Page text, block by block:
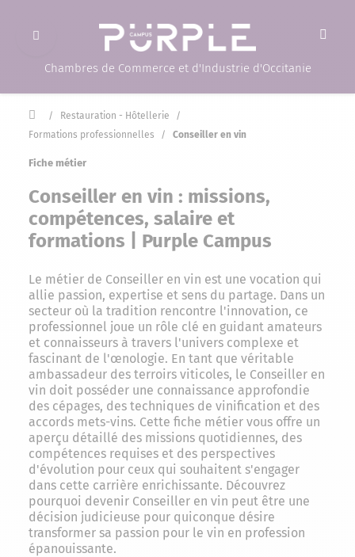
Ouvrir le menu
Chambres de Commerce et d'Industrie d'Occitanie
Accueil
/ Restauration - Hôtellerie
/
Formations professionnelles
/ Conseiller en vin
Fiche métier
Conseiller en vin : missions,
compétences, salaire et
formations | Purple Campus
Le métier de Conseiller en vin est une vocation qui
allie passion, expertise et sens du partage. Dans un
secteur où la tradition rencontre l'innovation, ce
professionnel joue un rôle clé en guidant amateurs
et connaisseurs à travers l'univers complexe et
fascinant de l'œnologie. En tant que véritable
ambassadeur des terroirs viticoles, le Conseiller en
vin doit posséder une connaissance approfondie
des cépages, des techniques de vinification et des
accords mets-vins. Cette fiche métier vous offre un
aperçu détaillé des missions quotidiennes, des
compétences requises et des perspectives
d'évolution pour ceux qui souhaitent s'engager
dans cette carrière enrichissante. Découvrez
pourquoi devenir Conseiller en vin peut être une
décision judicieuse pour quiconque désire
transformer sa passion pour le vin en profession
épanouissante.